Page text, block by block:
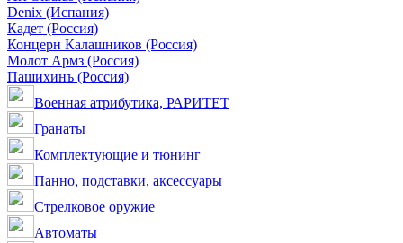
Denix (Испания)
Кадет (Россия)
Концерн Калашников (Россия)
Молот Армз (Россия)
Пашихинъ (Россия)
Военная атрибутика, РАРИТЕТ
Гранаты
Комплектующие и тюнинг
Панно, подставки, аксессуары
Стрелковое оружие
Автоматы